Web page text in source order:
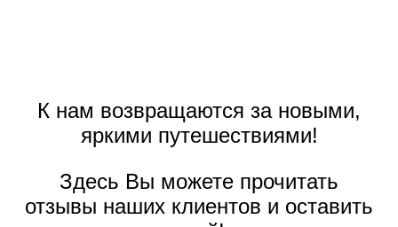
К нам возвращаются за новыми,
яркими путешествиями!
Здесь Вы можете прочитать
отзывы наших клиентов и оставить